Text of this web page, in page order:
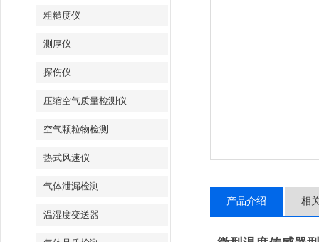
粗糙度仪
测厚仪
探伤仪
压缩空气质量检测仪
空气颗粒物检测
热式风速仪
气体泄漏检测
温湿度变送器
产品介绍 相